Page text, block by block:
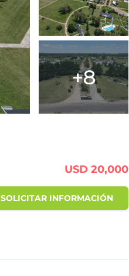
+8
USD 20,000
SOLICITAR INFORMACIÓN